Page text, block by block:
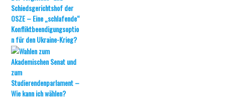
Schiedsgerichtshof der
OSZE – Eine „schlafende“
Konfliktbeendigungsoptio
n für den Ukraine-Krieg?